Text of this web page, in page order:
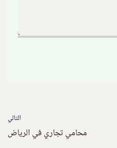
التالي
محامي تجاري في الرياض